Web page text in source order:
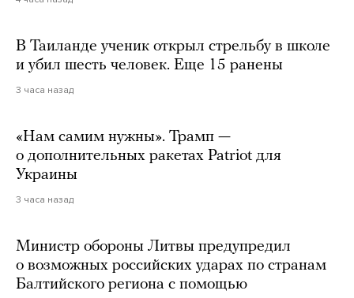
В Таиланде ученик открыл стрельбу в школе
и убил шесть человек. Еще 15 ранены
3 часа назад
«Нам самим нужны». Трамп —
о дополнительных ракетах Patriot для
Украины
3 часа назад
Министр обороны Литвы предупредил
о возможных российских ударах по странам
Балтийского региона с помощью